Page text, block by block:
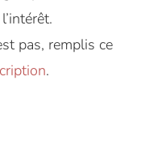
pas, remplis ce
.